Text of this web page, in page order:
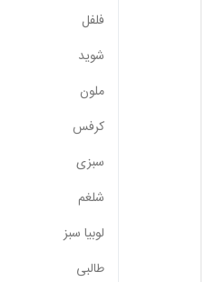
فلفل
شوید
ملون
کرفس
سبزی
شلغم
لوبیا سبز
طالبی